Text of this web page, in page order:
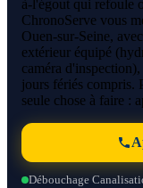
à-l'égout qui refoule
ChronoServe vous
Ouen-sur-Seine,
extérieur équipé
caméra
jours fériés compris.
seule chose à faire :
Débouchage